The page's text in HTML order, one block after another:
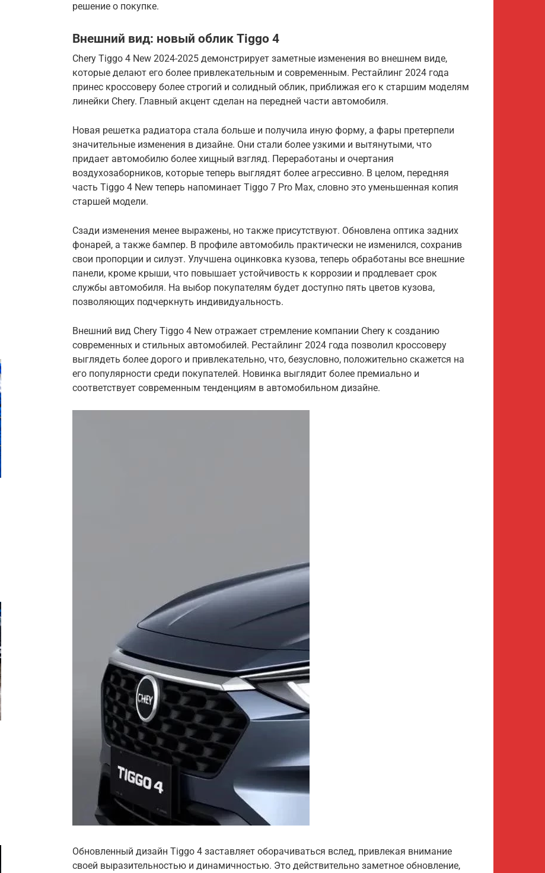
решение о покупке.
Внешний вид: новый облик Tiggo 4
Chery Tiggo 4 New 2024-2025 демонстрирует заметные изменения во внешнем виде,
которые делают его более привлекательным и современным. Рестайлинг 2024 года
принес кроссоверу более строгий и солидный облик, приближая его к старшим моделям
линейки Chery. Главный акцент сделан на передней части автомобиля.
Новая решетка радиатора стала больше и получила иную форму, а фары претерпели
значительные изменения в дизайне. Они стали более узкими и вытянутыми, что
придает автомобилю более хищный взгляд. Переработаны и очертания
воздухозаборников, которые теперь выглядят более агрессивно. В целом, передняя
часть Tiggo 4 New теперь напоминает Tiggo 7 Pro Max, словно это уменьшенная копия
старшей модели.
Сзади изменения менее выражены, но также присутствуют. Обновлена оптика задних
фонарей, а также бампер. В профиле автомобиль практически не изменился, сохранив
свои пропорции и силуэт. Улучшена оцинковка кузова, теперь обработаны все внешние
панели, кроме крыши, что повышает устойчивость к коррозии и продлевает срок
службы автомобиля. На выбор покупателям будет доступно пять цветов кузова,
позволяющих подчеркнуть индивидуальность.
Внешний вид Chery Tiggo 4 New отражает стремление компании Chery к созданию
современных и стильных автомобилей. Рестайлинг 2024 года позволил кроссоверу
выглядеть более дорого и привлекательно, что, безусловно, положительно скажется на
его популярности среди покупателей. Новинка выглядит более премиально и
соответствует современным тенденциям в автомобильном дизайне.
Обновленный дизайн Tiggo 4 заставляет оборачиваться вслед, привлекая внимание
своей выразительностью и динамичностью. Это действительно заметное обновление,